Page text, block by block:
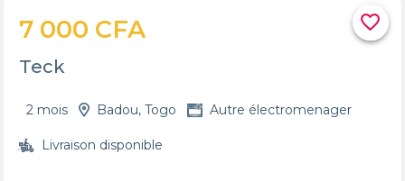
favorite_border
7 000 CFA
Teck
2 mois Badou, Togo Autre électromenager
Livraison disponible